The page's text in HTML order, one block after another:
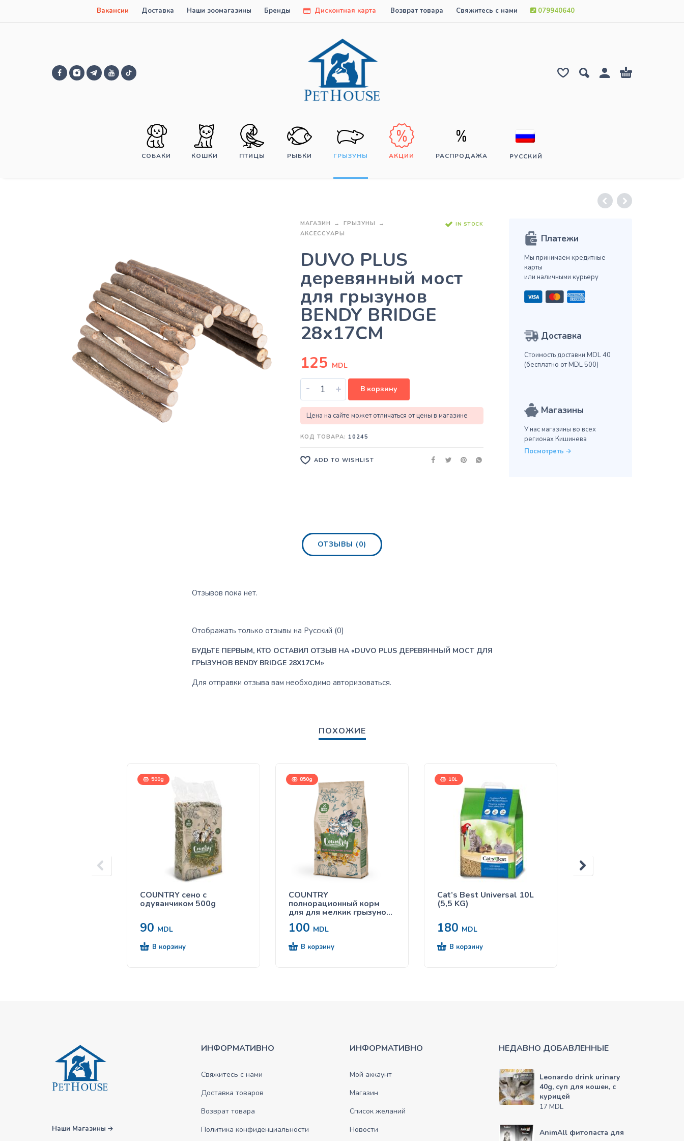
Вакансии Доставка Наши зоомагазины Бренды Дисконтная карта Возврат товара Свяжитесь с нами 079940640
СОБАКИ КОШКИ ПТИЦЫ РЫБКИ ГРЫЗУНЫ АКЦИИ РАСПРОДАЖА РУССКИЙ
МАГАЗИН
ГРЫЗУНЫ
АКСЕССУАРЫ
IN STOCK
DUVO PLUS
деревянный мост
для грызунов
BENDY BRIDGE
28x17CM
125 MDL
- + В корзину
Цена на сайте может отличаться от цены в магазине
КОД ТОВАРА: 10245
ADD TO WISHLIST
Платежи
Мы принимаем кредитные
карты
или наличными курьеру
Доставка
Стоимость доставки MDL 40
(бесплатно от MDL 500)
Магазины
У нас магазины во всех
регионах Кишинева
Посмотреть
ОТЗЫВЫ (0)
Отзывов пока нет.
Отображать только отзывы на Русский (0)
БУДЬТЕ ПЕРВЫМ, КТО ОСТАВИЛ ОТЗЫВ НА «DUVO PLUS ДЕРЕВЯННЫЙ МОСТ ДЛЯ
ГРЫЗУНОВ BENDY BRIDGE 28X17CM»
Для отправки отзыва вам необходимо авторизоваться.
ПОХОЖИЕ
500g
COUNTRY сено с
одуванчиком 500g
90 MDL
В корзину
850g
COUNTRY
полнорационный корм
для для мелкик грызунов
HAMSTER & FRIENDS
0,85kg
100 MDL
В корзину
10L
Cat’s Best Universal 10L
(5,5 KG)
180 MDL
В корзину
Наши Магазины
ИНФОРМАТИВНО
Свяжитесь с нами
Доставка товаров
Возврат товара
Политика конфиденциальности
ИНФОРМАТИВНО
Мой аккаунт
Магазин
Список желаний
Новости
НЕДАВНО ДОБАВЛЕННЫЕ
Leonardo drink urinary
40g, суп для кошек, с
курицей
17 MDL
AnimAll фитопаста для